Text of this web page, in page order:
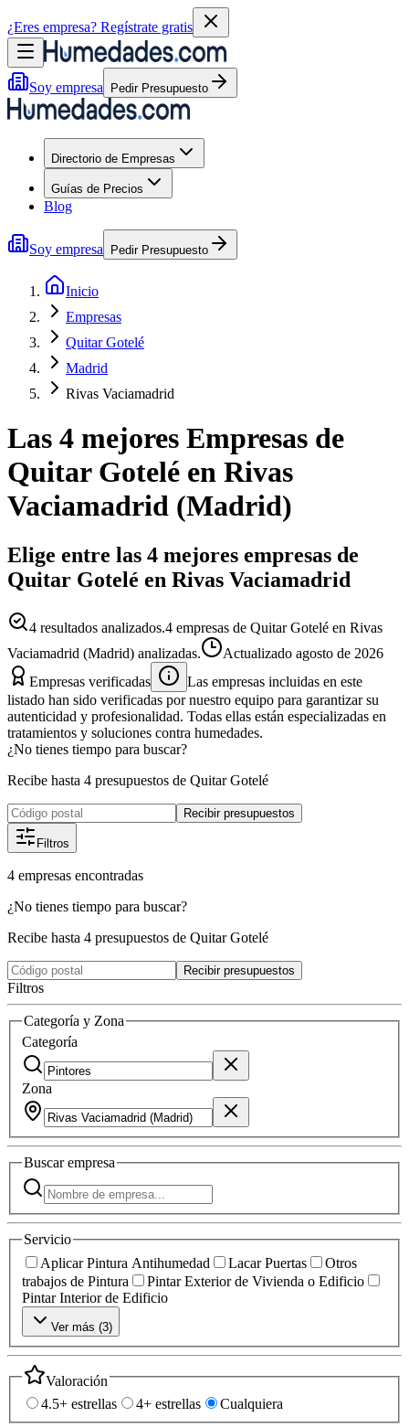
¿Eres empresa? Regístrate gratis
Soy empresa Pedir Presupuesto
Directorio de Empresas
Guías de Precios
Blog
Soy empresa Pedir Presupuesto
Inicio
Empresas
Quitar Gotelé
Madrid
Rivas Vaciamadrid
Las 4 mejores Empresas de
Quitar Gotelé en Rivas
Vaciamadrid (Madrid)
Elige entre las 4 mejores empresas de
Quitar Gotelé en Rivas Vaciamadrid
4 resultados analizados.4 empresas de Quitar Gotelé en Rivas
Vaciamadrid (Madrid) analizadas.
Actualizado agosto de 2026
Empresas verificadas
Las empresas incluidas en este
listado han sido verificadas por nuestro equipo para garantizar su
autenticidad y profesionalidad. Todas ellas están especializadas en
tratamientos y soluciones contra humedades.
¿No tienes tiempo para buscar?
Recibe hasta 4 presupuestos de Quitar Gotelé
Recibir presupuestos
Filtros
4 empresas encontradas
¿No tienes tiempo para buscar?
Recibe hasta 4 presupuestos de Quitar Gotelé
Recibir presupuestos
Filtros
Categoría y Zona
Categoría
Zona
Buscarempresa
Servicio
Aplicar Pintura Antihumedad
Lacar Puertas
Otros
trabajos de Pintura
Pintar Exterior de Vivienda o Edificio
Pintar Interior de Edificio
Ver más (3)
Valoración
4.5+ estrellas
4+ estrellas Cualquiera